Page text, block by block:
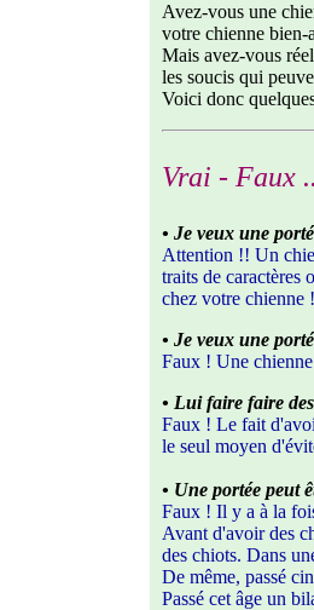
Avez-vous une
votre chienne bien-
Mais avez-vous
les soucis qui
Voici donc
Vrai - Faux
• Je veux une
Attention !! Un
traits de caractères
chez votre chienne
• Je veux une
Faux ! Une
• Lui faire faire
Faux ! Le fait
le seul moyen
• Une portée peut
Faux ! Il y a à la
Avant d'avoir des
des chiots. Dans
De même, passé
Passé cet âge un